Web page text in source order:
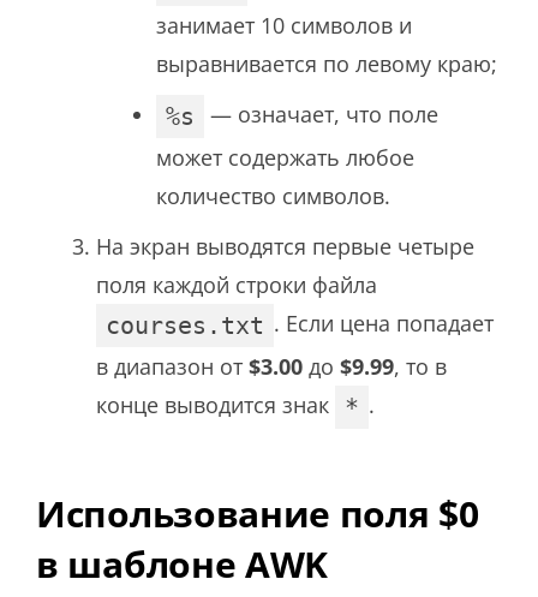
занимает 10 символов и
выравнивается по левому краю;
%s
— означает, что поле
может содержать любое
количество символов.
На экран выводятся первые четыре
поля каждой строки файла
courses.txt . Если цена попадает
в диапазон от $3.00 до $9.99, то в
конце выводится знак
* .
Использование поля $0
в шаблоне AWK